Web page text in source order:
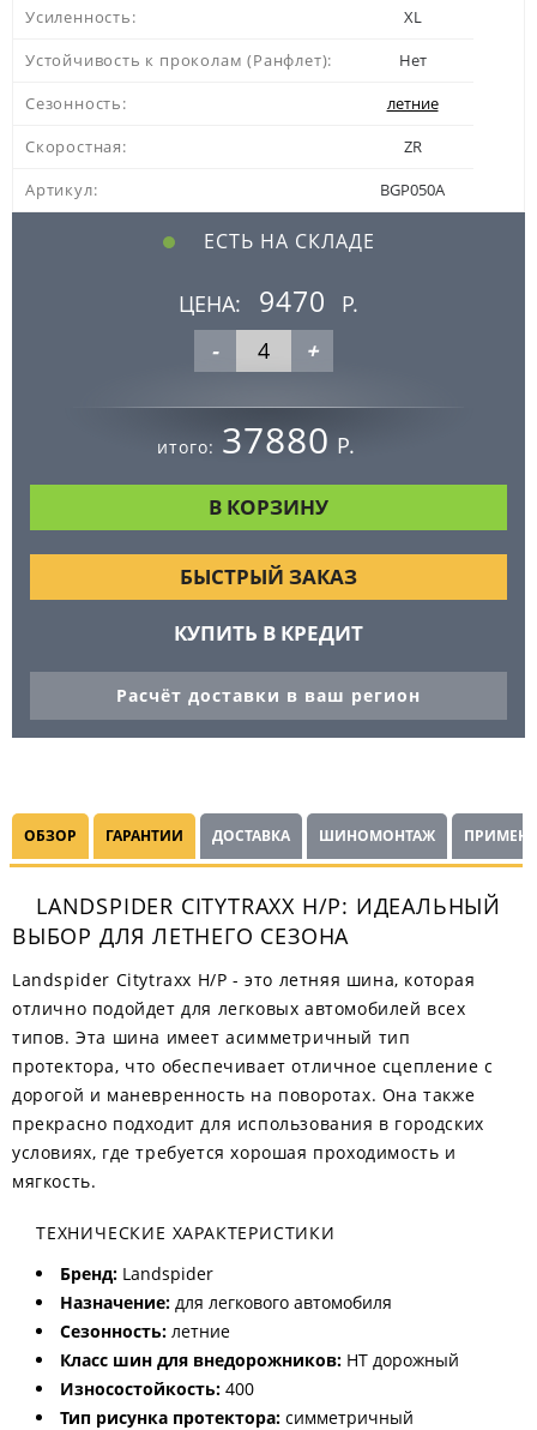
Усиленность:
XL
Устойчивость к проколам (Ранфлет):
Нет
Сезонность:
летние
Скоростная:
ZR
Артикул:
BGP050A
ЕСТЬ НА СКЛАДЕ
ЦЕНА: 9470
Р.
-
+
итого: 37880 Р.
БЫСТРЫЙ ЗАКАЗ
КУПИТЬ В КРЕДИТ
Расчёт доставки в ваш регион
ОБЗОР ГАРАНТИИ ДОСТАВКА ШИНОМОНТАЖ
LANDSPIDER CITYTRAXX H/P: ИДЕАЛЬНЫЙ
ВЫБОР ДЛЯ ЛЕТНЕГО СЕЗОНА
Landspider Citytraxx H/P - это летняя шина, которая
отлично подойдет для легковых автомобилей всех
типов. Эта шина имеет асимметричный тип
протектора, что обеспечивает отличное сцепление с
дорогой и маневренность на поворотах. Она также
прекрасно подходит для использования в городских
условиях, где требуется хорошая проходимость и
мягкость.
ТЕХНИЧЕСКИЕ ХАРАКТЕРИСТИКИ
Бренд: Landspider
Назначение: для легкового автомобиля
Сезонность: летние
Класс шин для внедорожников: HT дорожный
Износостойкость: 400
Тип рисунка протектора: симметричный